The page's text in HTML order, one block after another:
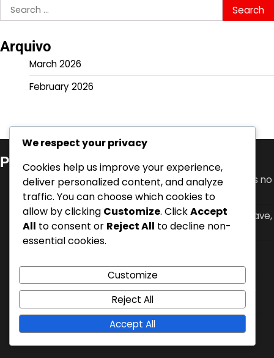
Search
for:
Arquivo
March 2026
February 2026
Publicações recentes
Granit Xhaka: Desenvolvimento juvenil, Conquistas no
clube, Papel de liderança
Mario Gavranović: Internacionalizações, Golos-chave,
Impacto na seleção nacional
internacionais, Contribuições chave
Hakan Yakin: Torneios internacionais, Golos chave,
Impacto na seleção nacional
Nico Elvedi: Anos formativos, Sucesso no clube,
We respect your privacy
Cookies help us improve your experience,
deliver personalized content, and analyze
traffic. You can choose which cookies to
allow by clicking Customize. ClickAccept
All to consent or Reject All to decline non-
essential cookies.
Customize
Reject All
Accept All